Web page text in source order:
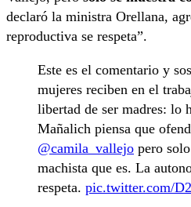
declaró la ministra Orellana,
reproductiva se respeta”.
Este es el comentario y
mujeres reciben en el
libertad de ser madres: lo
Mañalich piensa que
@camila_vallejo pero
machista que es. La
respeta. pic.twitter.com/